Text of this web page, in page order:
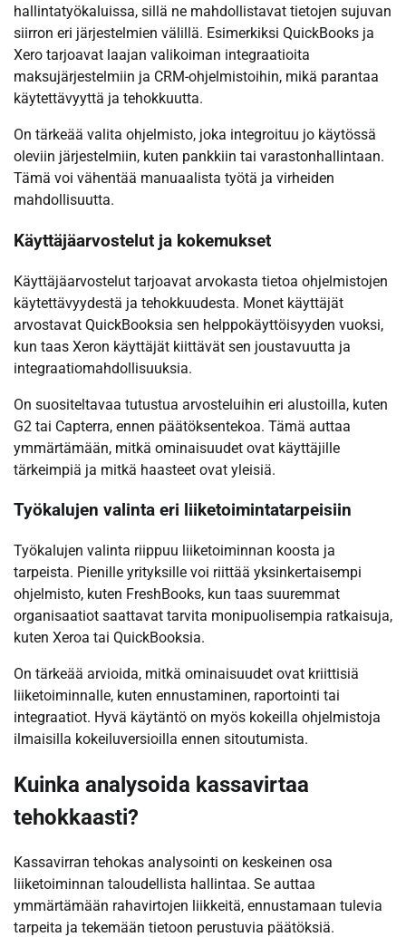
hallintatyökaluissa, sillä ne mahdollistavat tietojen sujuvan
siirron eri järjestelmien välillä. Esimerkiksi QuickBooks ja
Xero tarjoavat laajan valikoiman integraatioita
maksujärjestelmiin ja CRM-ohjelmistoihin, mikä parantaa
käytettävyyttä ja tehokkuutta.
On tärkeää valita ohjelmisto, joka integroituu jo käytössä
oleviin järjestelmiin, kuten pankkiin tai varastonhallintaan.
Tämä voi vähentää manuaalista työtä ja virheiden
mahdollisuutta.
Käyttäjäarvostelut ja kokemukset
Käyttäjäarvostelut tarjoavat arvokasta tietoa ohjelmistojen
käytettävyydestä ja tehokkuudesta. Monet käyttäjät
arvostavat QuickBooksia sen helppokäyttöisyyden vuoksi,
kun taas Xeron käyttäjät kiittävät sen joustavuutta ja
integraatiomahdollisuuksia.
On suositeltavaa tutustua arvosteluihin eri alustoilla, kuten
G2 tai Capterra, ennen päätöksentekoa. Tämä auttaa
ymmärtämään, mitkä ominaisuudet ovat käyttäjille
tärkeimpiä ja mitkä haasteet ovat yleisiä.
Työkalujen valinta eri liiketoimintatarpeisiin
Työkalujen valinta riippuu liiketoiminnan koosta ja
tarpeista. Pienille yrityksille voi riittää yksinkertaisempi
ohjelmisto, kuten FreshBooks, kun taas suuremmat
organisaatiot saattavat tarvita monipuolisempia ratkaisuja,
kuten Xeroa tai QuickBooksia.
On tärkeää arvioida, mitkä ominaisuudet ovat kriittisiä
liiketoiminnalle, kuten ennustaminen, raportointi tai
integraatiot. Hyvä käytäntö on myös kokeilla ohjelmistoja
ilmaisilla kokeiluversioilla ennen sitoutumista.
Kuinka analysoida kassavirtaa
tehokkaasti?
Kassavirran tehokas analysointi on keskeinen osa
liiketoiminnan taloudellista hallintaa. Se auttaa
ymmärtämään rahavirtojen liikkeitä, ennustamaan tulevia
tarpeita ja tekemään tietoon perustuvia päätöksiä.